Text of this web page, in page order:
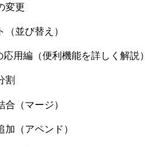
変更
（並び替え）
応用編（便利機能を詳しく解説
割
合（マージ）
加（アペンド）